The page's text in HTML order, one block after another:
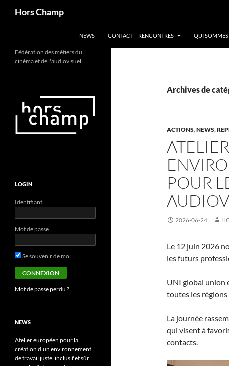
Hors Champ
NEWS CONTACT – RENCONTRES QUI SOMMES
Archives de
ACTIONS,NEWS,
POUR
2026-06-24
Le 12 juin 2026
les futurs
UNI global union
toutes les régions
La journée
qui visent à
contacts.
Fédération des métiers du
cinéma et de l'audiovisuel
LOGIN
Identifiant
Mot de passe
Se souvenir de moi
Mot de passe perdu ?
NEWS
Atelier européen pour la
création d’un environnement
de travail juste, inclusif et sûr